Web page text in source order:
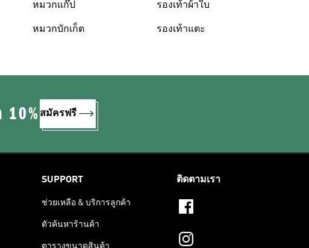
หมวกแก๊ป
หมวกบักเก็ต
รองเท้าผ้าใบ
รองเท้าแตะ
สมัครฟรี
SUPPORT
ช่วยเหลือ & บริการลูกค้า
ตัวค้นหาร้านค้า
ตารางขนาดสินค้า
ติดตามเรา